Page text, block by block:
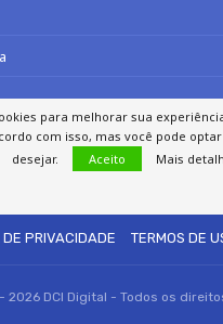
PRIVACIDADE
TERMOS DE
2026 DCI Digital - Todos os
para melhorar sua
com isso, mas você pode
desejar.
Aceito Mais